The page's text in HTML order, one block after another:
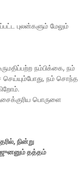
புலன்களும் மேலும்
நம்பிக்கை, நம்
நம் சொந்த
பொருளை
நின்று
தத்தம்